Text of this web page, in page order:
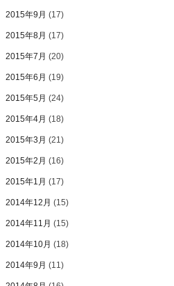
2015年9月 (17)
2015年8月 (17)
2015年7月 (20)
2015年6月 (19)
2015年5月 (24)
2015年4月 (18)
2015年3月 (21)
2015年2月 (16)
2015年1月 (17)
2014年12月 (15)
2014年11月 (15)
2014年10月 (18)
2014年9月 (11)